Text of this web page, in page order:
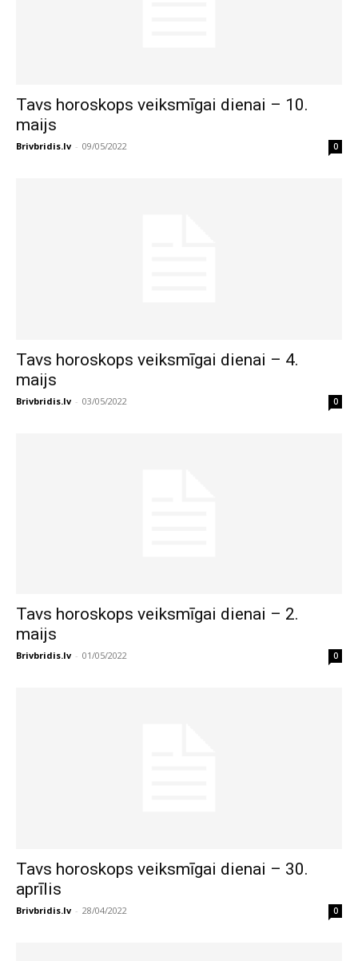
Tavs horoskops veiksmīgai dienai – 10.
maijs
Brivbridis.lv - 09/05/2022 0
Tavs horoskops veiksmīgai dienai – 4.
maijs
Brivbridis.lv - 03/05/2022 0
Tavs horoskops veiksmīgai dienai – 2.
maijs
Brivbridis.lv - 01/05/2022 0
Tavs horoskops veiksmīgai dienai – 30.
aprīlis
Brivbridis.lv - 28/04/2022 0